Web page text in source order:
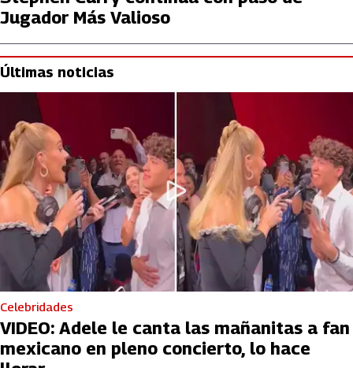
Jugador Más Valioso
Últimas noticias
Celebridades
VIDEO: Adele le canta las mañanitas a fan
mexicano en pleno concierto, lo hace